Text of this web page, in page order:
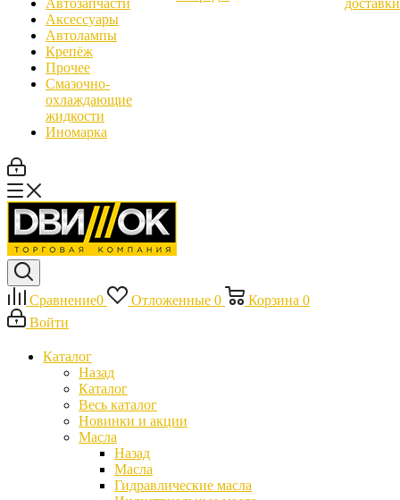
Автозапчасти
Аксессуары
Автолампы
Крепёж
Прочее
Смазочно-
охлаждающие
жидкости
Иномарка
доставки
Сравнение0 Отложенные 0 Корзина 0
Войти
Каталог
Назад
Каталог
Весь каталог
Новинки и акции
Масла
Назад
Масла
Гидравлические масла